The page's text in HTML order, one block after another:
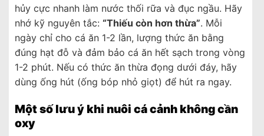
hủy cực nhanh làm nước thối rữa và đục ngầu. Hãy
nhớ kỹ nguyên tắc: “Thiếu còn hơn thừa”. Mỗi
ngày chỉ cho cá ăn 1-2 lần, lượng thức ăn bằng
đúng hạt đỗ và đảm bảo cá ăn hết sạch trong vòng
1-2 phút. Nếu có thức ăn thừa đọng dưới đáy, hãy
dùng ống hút (ống bóp nhỏ giọt) để hút ra ngay.
Một số lưu ý khi nuôi cá cảnh không cần
oxy